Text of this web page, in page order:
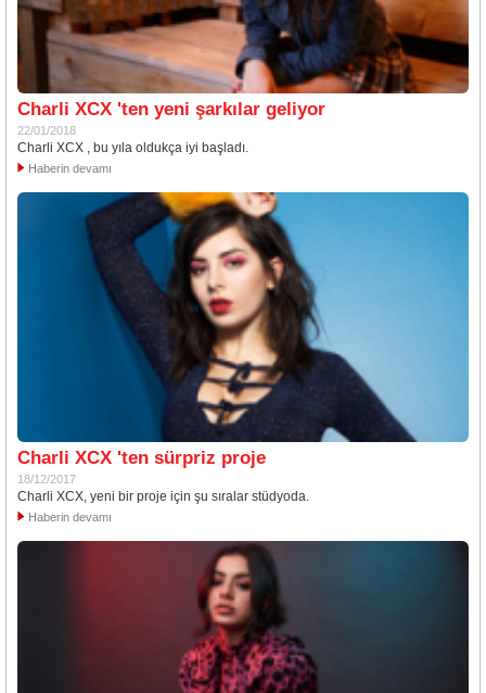
Charli XCX 'ten yeni şarkılar geliyor
22/01/2018
Charli XCX , bu yıla oldukça iyi başladı.
Haberin devamı
Charli XCX 'ten sürpriz proje
18/12/2017
Charli XCX, yeni bir proje için şu sıralar stüdyoda.
Haberin devamı